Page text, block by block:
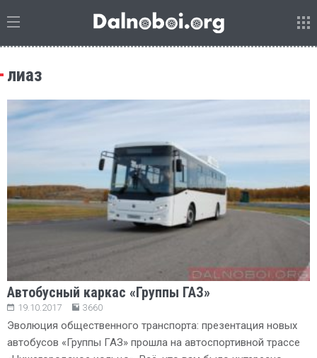
лиаз
Автобусный каркас «Группы ГАЗ»
19.10.2017 3660
Эволюция общественного транспорта: презентация новых
автобусов «Группы ГАЗ» прошла на автоспортивной трассе